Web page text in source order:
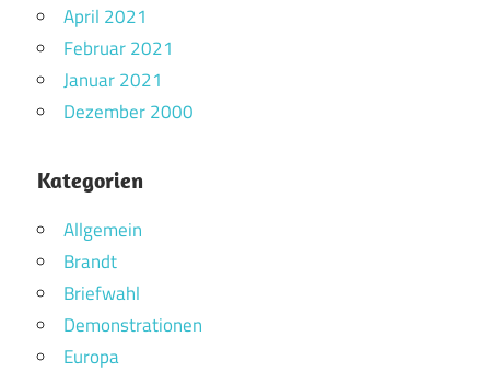
April 2021
Februar 2021
Januar 2021
Dezember 2000
Kategorien
Allgemein
Brandt
Briefwahl
Demonstrationen
Europa